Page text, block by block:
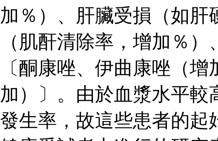
加％）、肝臟受損（如
（肌酐清除率，增加％
〔酮康唑、伊曲康唑（
加）〕。由於血漿水平
發生率，故這些患者的起